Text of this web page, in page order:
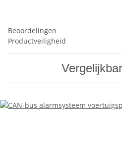
Beoordelingen
Productveiligheid